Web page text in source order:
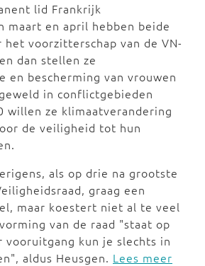
lid Frankrijk
maart en april hebben beide
het voorzitterschap van de VN-
dan stellen ze
en bescherming van vrouwen
in conflictgebieden
willen ze klimaatverandering
de veiligheid tot hun
als op drie na grootste
graag een
maar koestert niet al te veel
van de raad "staat op
vooruitgang kun je slechts in
aldus Heusgen. Lees meer